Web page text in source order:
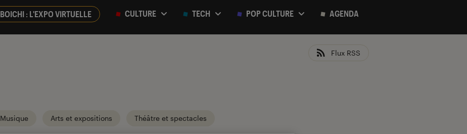
BOICHI : L'EXPO VIRTUELLE CULTURE TECH POP CULTURE AGENDA
Flux RSS
Musique Arts et expositions Théâtre et spectacles